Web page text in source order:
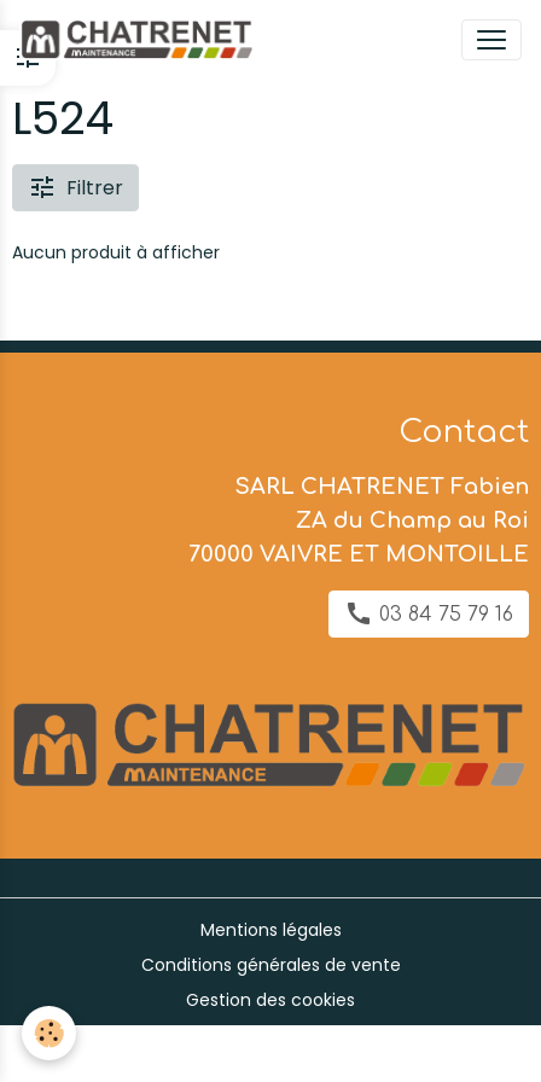
L524
Filtrer
Aucun produit à afficher
Contact
SARL CHATRENET Fabien
ZA du Champ au Roi
70000 VAIVRE ET MONTOILLE
03 84 75 79 16
Mentions légales
Conditions générales de vente
Gestion des cookies